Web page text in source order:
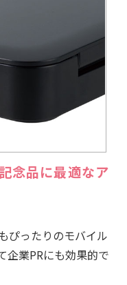
念品に最適なア
ぴったりのモバイル
企業PRにも効果的で